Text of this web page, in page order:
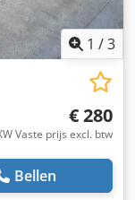
1 /3
€ 280
Vaste prijs excl. btw
Bellen